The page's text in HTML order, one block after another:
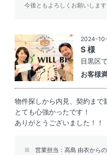
今後ともよろしくお願いします
2024-
S 様
目黒区
お客様
物件探しから内見、契約まで
とても心強かったです！
ありがとうございました！！
営業担当：高島 由衣から